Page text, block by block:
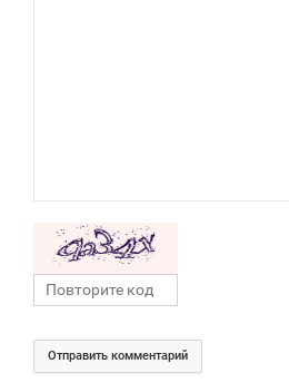
Отправить комментарий